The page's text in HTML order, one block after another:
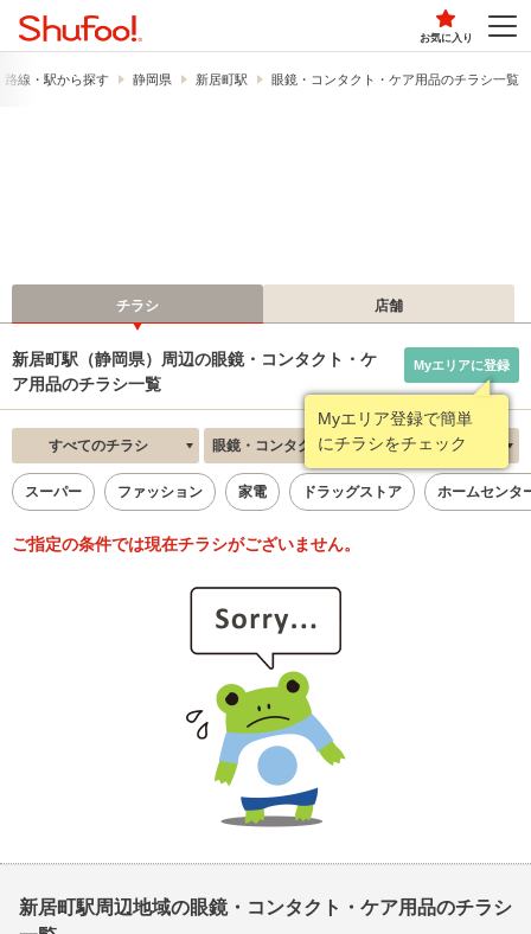
お気に入り
路線・駅から探す 静岡県 新居町駅 眼鏡・コンタクト・ケア用品のチラシ一覧
チラシ 店舗
新居町駅（静岡県）周辺の眼鏡・コンタクト・ケ
ア用品のチラシ一覧
Myエリア登録で簡単
にチラシをチェック
Myエリアに登録
すべてのチラシ 眼鏡・コンタクト・ケア用品 新着順
スーパー ファッション 家電 ドラッグストア ホームセンタ
ご指定の条件では現在チラシがございません。
新居町駅周辺地域の眼鏡・コンタクト・ケア用品のチラシ